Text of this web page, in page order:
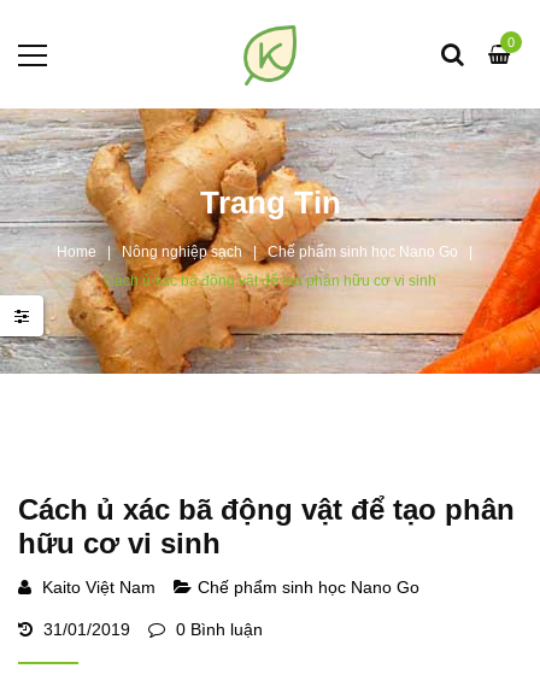
0
Trang Tin
Home Nông nghiệp sạch
Chế phẩm sinh học Nano Go
Cách ủ xác bã động vật để tạo phân hữu cơ vi sinh
Cách ủ xác bã động vật để tạo phân
hữu cơ vi sinh
Kaito Việt Nam Chế phẩm sinh học Nano Go
31/01/2019 0 Bình luận